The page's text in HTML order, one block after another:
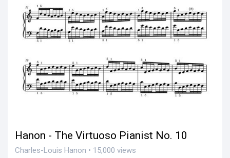
Hanon - The Virtuoso Pianist No. 10
Charles-Louis Hanon • 15,000 views